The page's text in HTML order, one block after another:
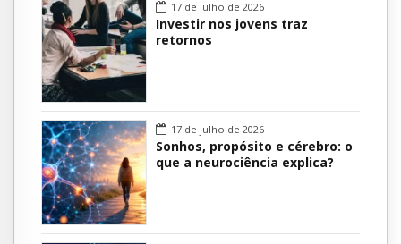
17 de julho de 2026
Investir nos jovens traz
retornos
17 de julho de 2026
Sonhos, propósito e cérebro: o
que a neurociência explica?